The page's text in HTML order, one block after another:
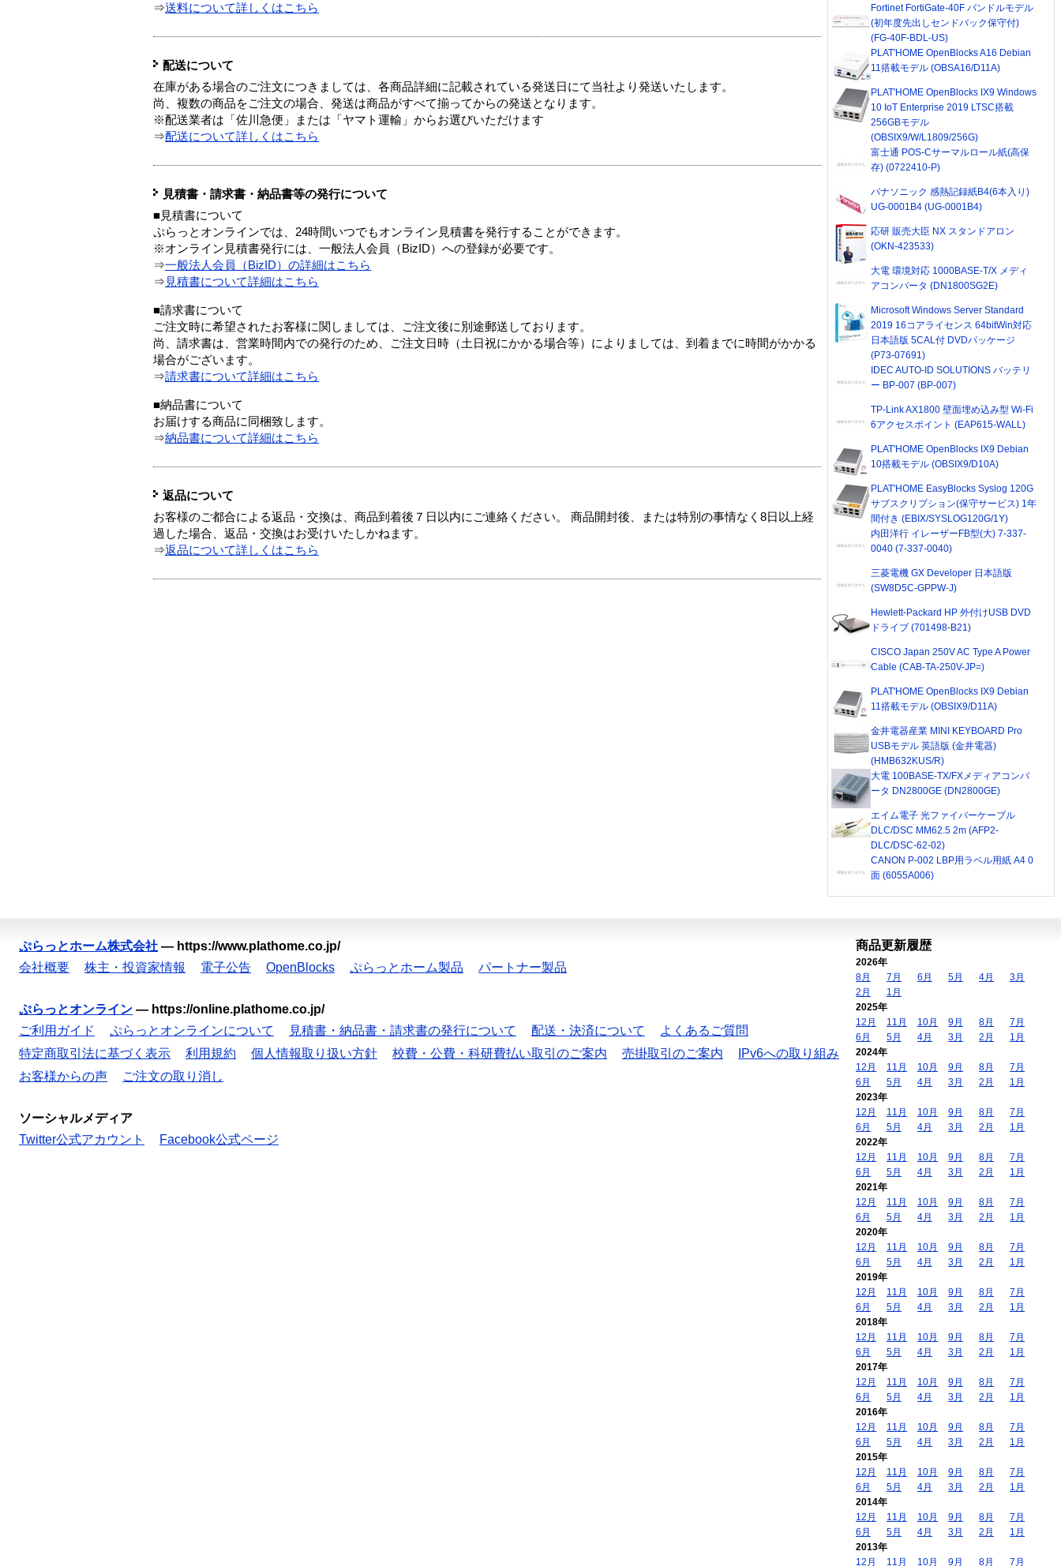
⇒送料について詳しくはこちら
配送について
在庫がある場合のご注文につきましては、各商品詳細に記載されている発送日にて当社より発送いたします。
尚、複数の商品をご注文の場合、発送は商品がすべて揃ってからの発送となります。
※配送業者は「佐川急便」または「ヤマト運輸」からお選びいただけます
⇒配送について詳しくはこちら
見積書・請求書・納品書等の発行について
■見積書について
ぷらっとオンラインでは、24時間いつでもオンライン見積書を発行することができます。
※オンライン見積書発行には、一般法人会員（BizID）への登録が必要です。
⇒一般法人会員（BizID）の詳細はこちら
⇒ 見積書について詳細はこちら
■請求書について
ご注文時に希望されたお客様に関しましては、ご注文後に別途郵送しております。
尚、請求書は、営業時間内での発行のため、ご注文日時（土日祝にかかる場合等）によりましては、到着までに時間がかかる
場合がございます。
⇒請求書について詳細はこちら
■納品書について
お届けする商品に同梱致します。
⇒納品書について詳細はこちら
返品について
お客様のご都合による返品・交換は、商品到着後７日以内にご連絡ください。 商品開封後、または特別の事情なく8日以上経
過した場合、返品・交換はお受けいたしかねます。
⇒返品について詳しくはこちら
Fortinet FortiGate-40F バンドルモデル
(初年度先出しセンドバック保守付)
(FG-40F-BDL-US)
PLAT'HOME OpenBlocks A16 Debian
11搭載モデル (OBSA16/D11A)
PLAT'HOME OpenBlocks IX9 Windows
10 IoT Enterprise 2019 LTSC搭載
256GBモデル
(OBSIX9/W/L1809/256G)
富士通 POS-Cサーマルロール紙(高保
存) (0722410-P)
パナソニック 感熱記録紙B4(6本入り)
UG-0001B4 (UG-0001B4)
応研 販売大臣 NX スタンドアロン
(OKN-423533)
大電 環境対応 1000BASE-T/X メディ
アコンバータ (DN1800SG2E)
Microsoft Windows Server Standard
2019 16コアライセンス 64bitWin対応
日本語版 5CAL付 DVDパッケージ
(P73-07691)
IDEC AUTO-ID SOLUTIONS バッテリ
ー BP-007 (BP-007)
TP-Link AX1800 壁面埋め込み型 Wi-Fi
6アクセスポイント (EAP615-WALL)
PLAT'HOME OpenBlocks IX9 Debian
10搭載モデル (OBSIX9/D10A)
PLAT'HOME EasyBlocks Syslog 120G
サブスクリプション(保守サービス) 1年
間付き (EBIX/SYSLOG120G/1Y)
内田洋行 イレーザーFB型(大) 7-337-
0040 (7-337-0040)
三菱電機 GX Developer 日本語版
(SW8D5C-GPPW-J)
Hewlett-Packard HP 外付けUSB DVD
ドライブ (701498-B21)
CISCO Japan 250V AC Type A Power
Cable (CAB-TA-250V-JP=)
PLAT'HOME OpenBlocks IX9 Debian
11搭載モデル (OBSIX9/D11A)
金井電器産業 MINI KEYBOARD Pro
USBモデル 英語版 (金井電器)
(HMB632KUS/R)
大電 100BASE-TX/FXメディアコンバ
ータ DN2800GE (DN2800GE)
エイム電子 光ファイバーケーブル
DLC/DSC MM62.5 2m (AFP2-
DLC/DSC-62-02)
CANON P-002 LBP用ラベル用紙 A4 0
面 (6055A006)
ぷらっとホーム株式会社 — https://www.plathome.co.jp/
会社概要
株主・投資家情報 電子公告 OpenBlocks ぷらっとホーム製品 パートナー製品
ぷらっとオンライン — https://online.plathome.co.jp/
ご利用ガイド
ぷらっとオンラインについて 見積書・納品書・請求書の発行について 配送・決済について
よくあるご質問
特定商取引法に基づく表示
利用規約 個人情報取り扱い方針 校費・公費・科研費払い取引のご案内 売掛取引のご案内
IPv6への取り組み
お客様からの声
ご注文の取り消し
ソーシャルメディア
Twitter公式アカウント
Facebook公式ページ
商品更新履歴
2026年
8月
7月 6月 5月 4月
3月
2月
1月
2025年
12月
11月 10月 9月 8月
7月
6月
5月 4月 3月 2月
1月
2024年
12月
11月 10月 9月 8月
7月
6月
5月 4月 3月 2月
1月
2023年
12月
11月 10月 9月 8月
7月
6月
5月 4月 3月 2月
1月
2022年
12月
11月 10月 9月 8月
7月
6月
5月 4月 3月 2月
1月
2021年
12月
11月 10月 9月 8月
7月
6月
5月 4月 3月 2月
1月
2020年
12月
11月 10月 9月 8月
7月
6月
5月 4月 3月 2月
1月
2019年
12月
11月 10月 9月 8月
7月
6月
5月 4月 3月 2月
1月
2018年
12月
11月 10月 9月 8月
7月
6月
5月 4月 3月 2月
1月
2017年
12月
11月 10月 9月 8月
7月
6月
5月 4月 3月 2月
1月
2016年
12月
11月 10月 9月 8月
7月
6月
5月 4月 3月 2月
1月
2015年
12月
11月 10月 9月 8月
7月
6月
5月 4月 3月 2月
1月
2014年
12月
11月 10月 9月 8月
7月
6月
5月 4月 3月 2月
1月
2013年
12月
11月 10月 9月 8月 7月